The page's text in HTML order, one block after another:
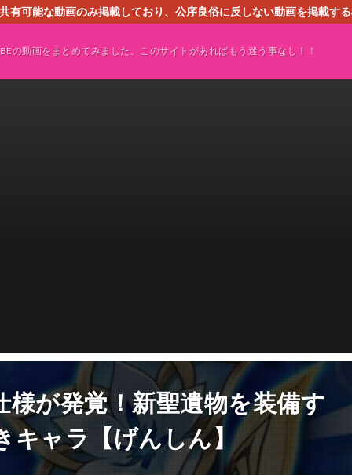
有可能な動画のみ掲載しており、公序良俗に反しない動画を掲載す
の動画をまとめてみました。このサイトがあればもう迷う事なし！！
が発覚！新聖遺物を装備す
キャラ【げんしん】